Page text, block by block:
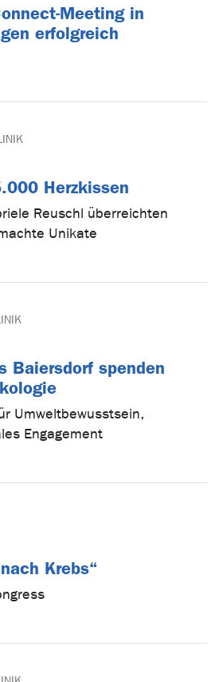
Meeting in
erfolgreich
Herzkissen
Reuschl überreichten
Unikate
Baiersdorf spenden
Umweltbewusstsein,
Engagement
Krebs“